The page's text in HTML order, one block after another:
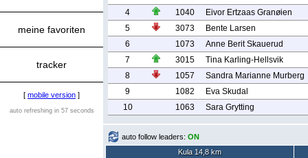
meine favoriten
tracker
[ mobile version ]
auto refreshing in 57 seconds
4
1040
Eivor Ertzaas Granøien
5
3073
Bente Larsen
6
1073
Anne Berit Skauerud
7
3015
Tina Karling-Hellsvik
8
1057
Sandra Marianne Murberg
9
1082
Eva Skudal
10
1063 Sara Grytting
auto follow leaders: ON
Kula 14,8 km